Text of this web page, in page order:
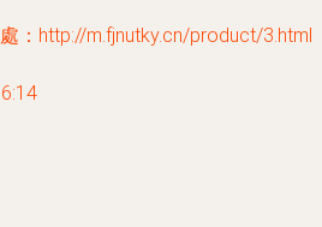
：http://m.fjnutky.cn/product/3.html